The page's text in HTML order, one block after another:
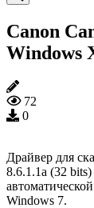
Canon
Windows
72
0
Драйвер для
8.6.1.1a (32
Windows 7.